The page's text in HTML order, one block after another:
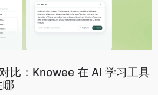
比：Knowee 在 AI 学习工具
哪